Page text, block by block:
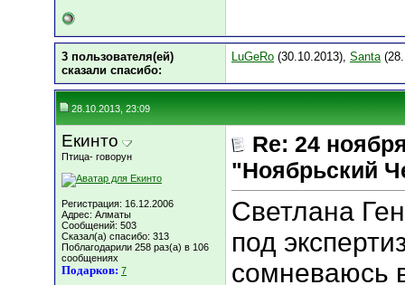
3 пользователя(ей)
сказали cпасибо:
LuGeRo (30.10.2013), Santa
28.10.2013, 23:09
Екинто
Птица- говорун
Регистрация: 16.12.2006
Адрес: Алматы
Сообщений: 503
Сказал(а) спасибо: 313
Поблагодарили 258 раз(а) в 106
сообщениях
Подарков: 7
Re: 24
"Ноябрьский
Светлана
под
сомневаюсь